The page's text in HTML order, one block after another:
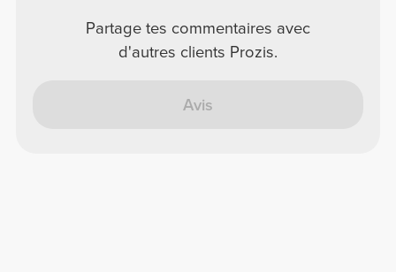
Partage tes commentaires avec
d'autres clients Prozis.
Avis